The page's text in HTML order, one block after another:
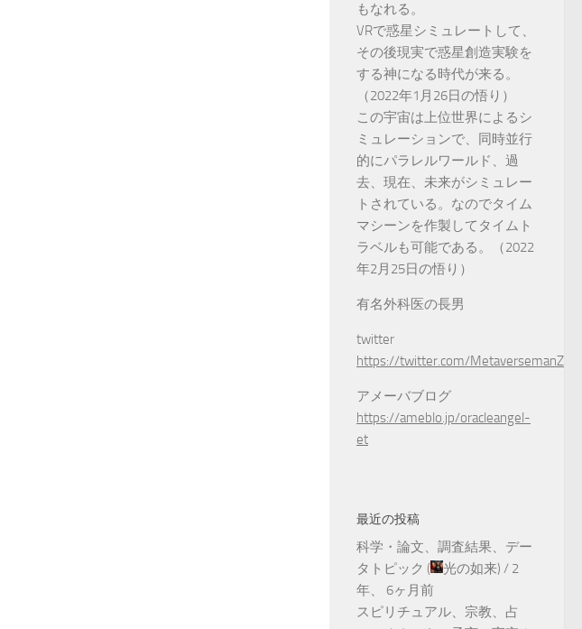
もなれる。
VRで惑星シミュレートして、
その後現実で惑星創造実験を
する神になる時代が来る。
（2022年1月26日の悟り）
この宇宙は上位世界によるシ
ミュレーションで、同時並行
的にパラレルワールド、過
去、現在、未来がシミュレー
トされている。なのでタイム
マシーンを作製してタイムト
ラベルも可能である。（2022
年2月25日の悟り）
有名外科医の長男
twitter
https://twitter.com/MetaversemanZ
アメーバブログ
https://ameblo.jp/oracleangel-
et
最近の投稿
科学・論文、調査結果、デー
タトピック ( 光の如来) / 2
年、 6ヶ月前
スピリチュアル、宗教、占